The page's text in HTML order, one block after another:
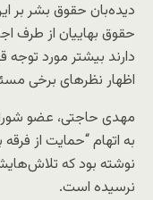
دیده‌بان حقوق بشر بر
حقوق بهاییان از طرف
دارند بیشتر مورد
اظهار نظرهای برخی
به اتهام “حمایت از
نوشته بود که
نرسیده است.